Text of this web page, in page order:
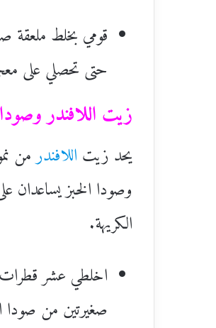
قومي بخلط ملعقة
حتى تحصلي على
زيت اللافندر وصودا
يحد زيت اللافندرمن
وصودا الخبز يساعدان
الكريهة.
اخلطي عشر قطرات
صغيرتين من صودا